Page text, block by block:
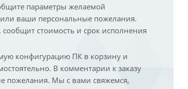
параметры желаемой
ваши персональные пожелания.
сообщит стоимость и срок исполнения
конфигурацию ПК в корзину и
В комментарии к заказу
пожелания. Мы с вами свяжемся,